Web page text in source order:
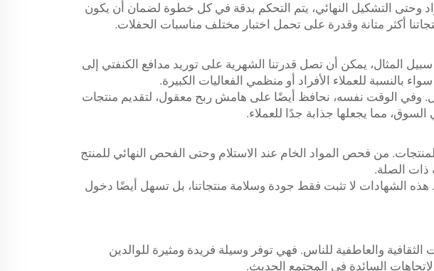
وحتى التشكيل النهائي، يتم التحكم بدقة في كل خطوة لضمان أن يكون
أكثر متانة وقدرة على تحمل اختبار مختلف مناسبات الحفلات.
المثال، يمكن أن تصل قدرتنا الشهرية على توريد مدافع الكنفتي إلى
وفي الوقت نفسه، نحافظ أيضًا على هامش ربح معقول، لتقديم منتجات
السوق، مما يجعلها جذابة جدًا للعملاء.
من فحص المواد الخام عند الاستلام وحتى الفحص النهائي للمنتج
ذات الصلة.
: حصلت منتجاتنا على شهادات معتمدة ذات صلة، مثل CE وEN71 وMSDS. هذه الشهادات لا تثبت فقط جودة وسلامة منتجاتنا، بل تسهل أيضًا دخول
والعاطفية للناس. فهي توفر وسيلة فريدة ومثيرة للوالدين
السائدة في المجتمع الحديث.